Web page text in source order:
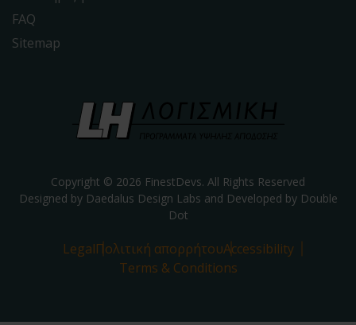
FAQ
Sitemap
Copyright © 2026 FinestDevs. All Rights Reserved
Designed by Daedalus Design Labs and Developed by Double
Dot
LegalΠολιτική απορρήτουAccessibility
Terms & Conditions